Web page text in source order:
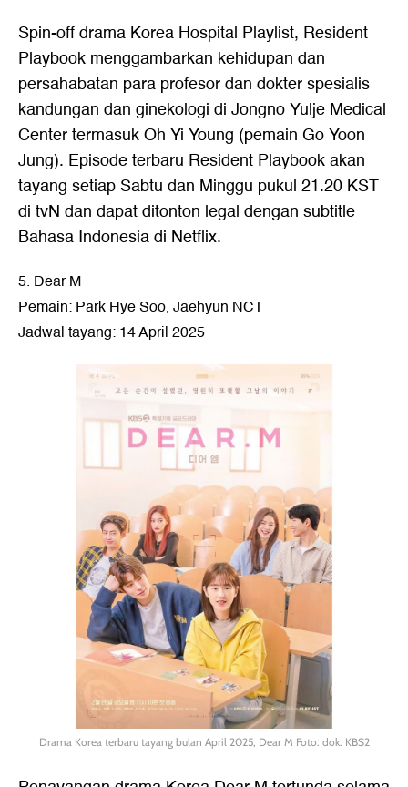
Spin-off drama Korea Hospital Playlist, Resident
Playbook menggambarkan kehidupan dan
persahabatan para profesor dan dokter spesialis
kandungan dan ginekologi di Jongno Yulje Medical
Center termasuk Oh Yi Young (pemain Go Yoon
Jung). Episode terbaru Resident Playbook akan
tayang setiap Sabtu dan Minggu pukul 21.20 KST
di tvN dan dapat ditonton legal dengan subtitle
Bahasa Indonesia di Netflix.
5. Dear M
Pemain: Park Hye Soo, Jaehyun NCT
Jadwal tayang: 14 April 2025
Drama Korea terbaru tayang bulan April 2025, Dear M Foto: dok. KBS2